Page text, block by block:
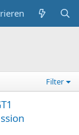
Filter